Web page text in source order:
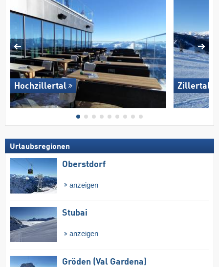
Hochzillertal Zillertal
Urlaubsregionen
Oberstdorf
anzeigen
Stubai
anzeigen
Gröden (Val Gardena)